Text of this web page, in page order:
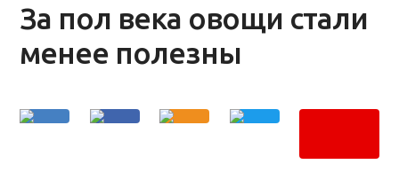
За пол века овощи стали
менее полезны